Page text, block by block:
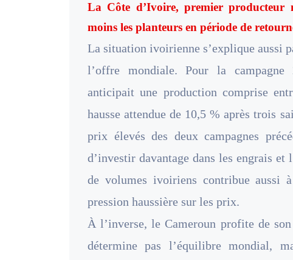
La Côte d’Ivoire, premier producteur
moins les planteurs en période de
La situation ivoirienne s’explique aussi
l’offre mondiale. Pour la campagne
anticipait une production comprise
hausse attendue de 10,5 % après trois
prix élevés des deux campagnes
d’investir davantage dans les engrais
de volumes ivoiriens contribue aussi
pression haussière sur les prix.
À l’inverse, le Cameroun profite de
détermine pas l’équilibre mondial,